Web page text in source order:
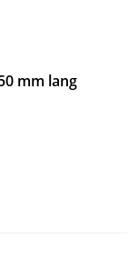
mm lang